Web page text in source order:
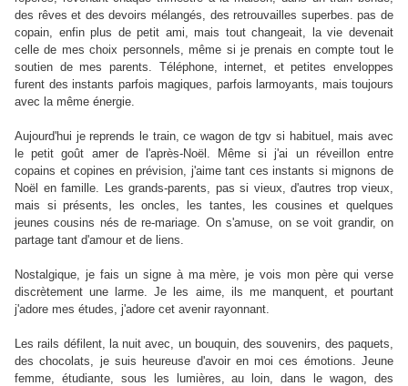
des rêves et des devoirs mélangés, des retrouvailles superbes. pas de
copain, enfin plus de petit ami, mais tout changeait, la vie devenait
celle de mes choix personnels, même si je prenais en compte tout le
soutien de mes parents. Téléphone, internet, et petites enveloppes
furent des instants parfois magiques, parfois larmoyants, mais toujours
avec la même énergie.
Aujourd'hui je reprends le train, ce wagon de tgv si habituel, mais avec
le petit goût amer de l'après-Noël. Même si j'ai un réveillon entre
copains et copines en prévision, j'aime tant ces instants si mignons de
Noël en famille. Les grands-parents, pas si vieux, d'autres trop vieux,
mais si présents, les oncles, les tantes, les cousines et quelques
jeunes cousins nés de re-mariage. On s'amuse, on se voit grandir, on
partage tant d'amour et de liens.
Nostalgique, je fais un signe à ma mère, je vois mon père qui verse
discrètement une larme. Je les aime, ils me manquent, et pourtant
j'adore mes études, j'adore cet avenir rayonnant.
Les rails défilent, la nuit avec, un bouquin, des souvenirs, des paquets,
des chocolats, je suis heureuse d'avoir en moi ces émotions. Jeune
femme, étudiante, sous les lumières, au loin, dans le wagon, des